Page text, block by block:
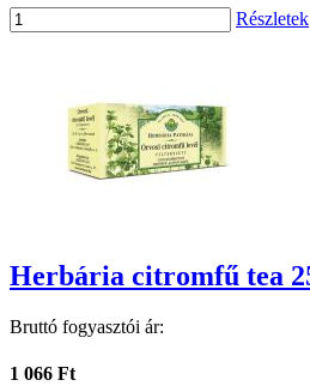
Részletek
Herbária citromfű tea
Bruttó fogyasztói ár:
1 066 Ft